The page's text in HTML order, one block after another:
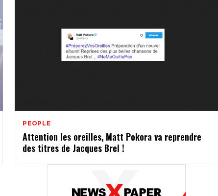
PEOPLE
Attention les oreilles, Matt Pokora va reprendre
des titres de Jacques Brel !